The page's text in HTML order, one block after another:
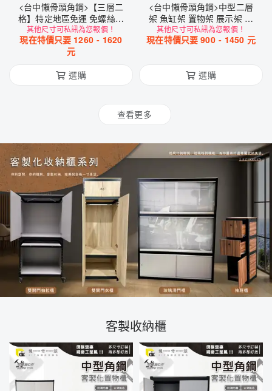
<台中懶骨頭角鋼>【三層二
格】特定地區免運 免螺絲角
鋼 工業風 魚缸架 置物架 工
業風家具 DIY 簡單拆裝
其他尺寸可私訊為您報價！
現在特價只要 1260 - 1620
元
選購
<台中懶骨頭角鋼>中型二層
架 魚缸架 置物架 展示架 收
納架 免螺絲角鋼 角鋼架 層架
工業風家具 DIY 簡易拆裝
其他尺寸可私訊為您報價！
現在特價只要900 - 1450 元
選購
查看更多
客製收納櫃